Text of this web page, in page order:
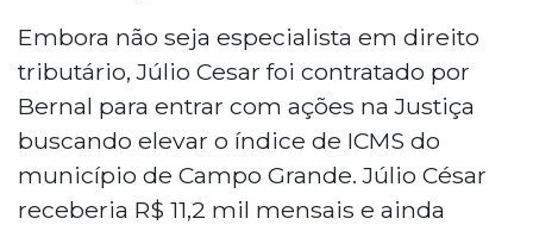
Embora não seja especialista em direito
tributário, Júlio Cesar foi contratado por
Bernal para entrar com ações na Justiça
buscando elevar o índice de ICMS do
município de Campo Grande. Júlio César
receberia R$ 11,2 mil mensais e ainda